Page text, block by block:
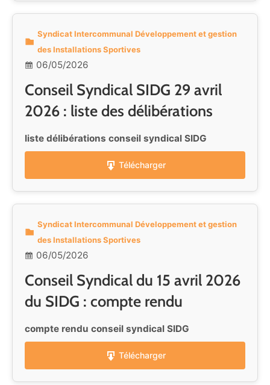
Syndicat Intercommunal Développement et gestion
des Installations Sportives
06/05/2026
Conseil Syndical SIDG 29 avril
2026 : liste des délibérations
liste délibérations conseil syndical SIDG
Télécharger
Syndicat Intercommunal Développement et gestion
des Installations Sportives
06/05/2026
Conseil Syndical du 15 avril 2026
du SIDG : compte rendu
compte rendu conseil syndical SIDG
Télécharger